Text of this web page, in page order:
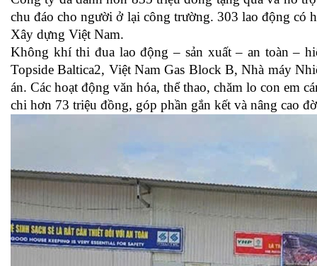
chu đáo cho người ở lại công trường. 303 lao động có
Xây dựng Việt Nam.
Không khí thi đua lao động – sản xuất – an toàn –
Topside Baltica2, Việt Nam Gas Block B, Nhà máy
án. Các hoạt động văn hóa, thể thao, chăm lo con em
chi hơn 73 triệu đồng, góp phần gắn kết và nâng cao